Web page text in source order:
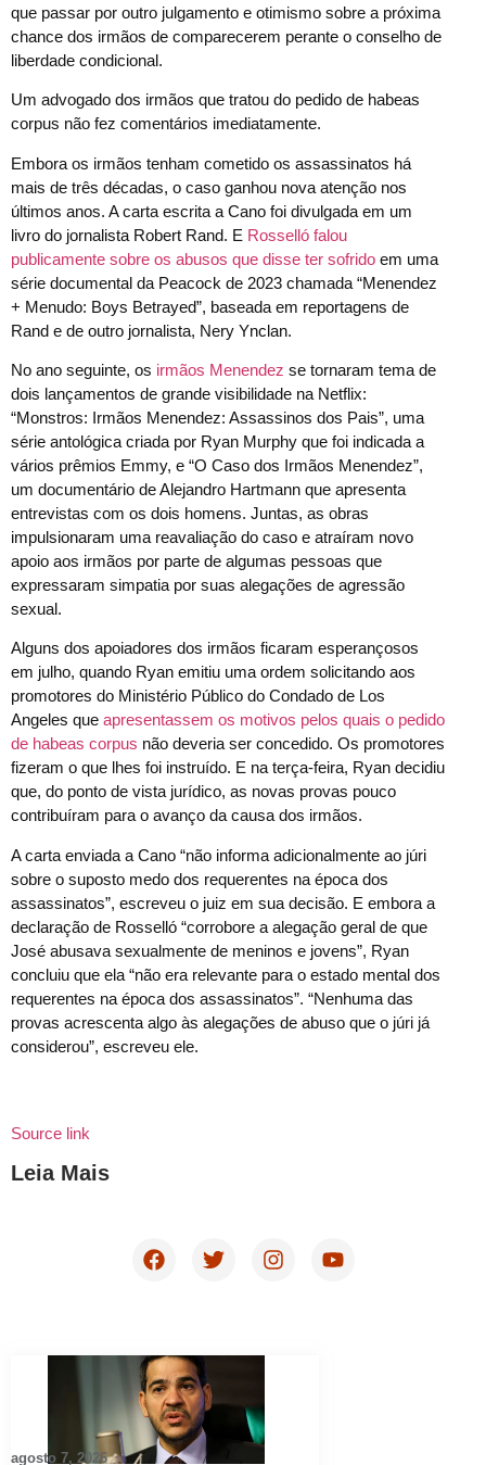
que passar por outro julgamento e otimismo sobre a próxima
chance dos irmãos de comparecerem perante o conselho de
liberdade condicional.
Um advogado dos irmãos que tratou do pedido de habeas
corpus não fez comentários imediatamente.
Embora os irmãos tenham cometido os assassinatos há
mais de três décadas, o caso ganhou nova atenção nos
últimos anos. A carta escrita a Cano foi divulgada em um
livro do jornalista Robert Rand. E Rosselló falou
publicamente sobre os abusos que disse ter sofrido em uma
série documental da Peacock de 2023 chamada “Menendez
+ Menudo: Boys Betrayed”, baseada em reportagens de
Rand e de outro jornalista, Nery Ynclan.
No ano seguinte, os irmãos Menendez se tornaram tema de
dois lançamentos de grande visibilidade na Netflix:
“Monstros: Irmãos Menendez: Assassinos dos Pais”, uma
série antológica criada por Ryan Murphy que foi indicada a
vários prêmios Emmy, e “O Caso dos Irmãos Menendez”,
um documentário de Alejandro Hartmann que apresenta
entrevistas com os dois homens. Juntas, as obras
impulsionaram uma reavaliação do caso e atraíram novo
apoio aos irmãos por parte de algumas pessoas que
expressaram simpatia por suas alegações de agressão
sexual.
Alguns dos apoiadores dos irmãos ficaram esperançosos
em julho, quando Ryan emitiu uma ordem solicitando aos
promotores do Ministério Público do Condado de Los
Angeles que apresentassem os motivos pelos quais o pedido
de habeas corpus não deveria ser concedido. Os promotores
fizeram o que lhes foi instruído. E na terça-feira, Ryan decidiu
que, do ponto de vista jurídico, as novas provas pouco
contribuíram para o avanço da causa dos irmãos.
A carta enviada a Cano “não informa adicionalmente ao júri
sobre o suposto medo dos requerentes na época dos
assassinatos”, escreveu o juiz em sua decisão. E embora a
declaração de Rosselló “corrobore a alegação geral de que
José abusava sexualmente de meninos e jovens”, Ryan
concluiu que ela “não era relevante para o estado mental dos
requerentes na época dos assassinatos”. “Nenhuma das
provas acrescenta algo às alegações de abuso que o júri já
considerou”, escreveu ele.
Source link
Leia Mais
agosto 7, 2026